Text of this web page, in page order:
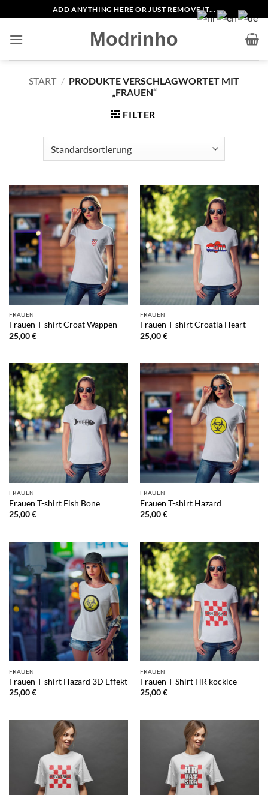
Inhalt
springen
ADD ANYTHING HERE OR JUST REMOVE IT...
Modrinho
START / PRODUKTE VERSCHLAGWORTET MIT
„FRAUEN“
FILTER
FRAUEN
Frauen T-shirt Croat Wappen
25,00€
FRAUEN
Frauen T-shirt Croatia Heart
25,00€
FRAUEN
Frauen T-shirt Fish Bone
25,00€
FRAUEN
Frauen T-shirt Hazard
25,00€
FRAUEN
Frauen T-shirt Hazard 3D Effekt
25,00€
FRAUEN
Frauen T-Shirt HR kockice
25,00€